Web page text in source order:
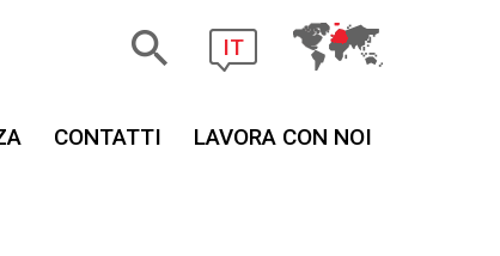
IT
CONTATTI LAVORA CON NOI